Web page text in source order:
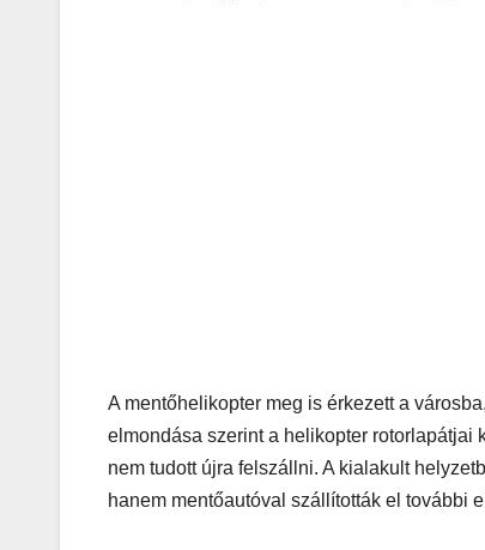
A mentőhelikopter meg is érkezett a
elmondása szerint a helikopter rotorlapátjai
nem tudott újra felszállni. A kialakult
hanem mentőautóval szállították el további